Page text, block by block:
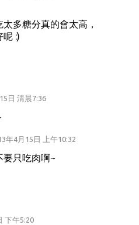
多糖分真的會太高，
呢 :)
日 清晨7:36
年4月15日 上午10:32
要只吃肉啊~
下午5:20